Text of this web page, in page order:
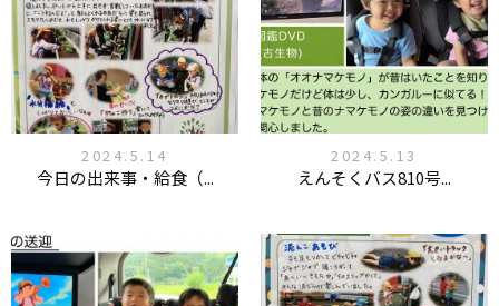
2024.5.14
今日の出来事・給食（...
2024.5.13
えんそくバス810号...